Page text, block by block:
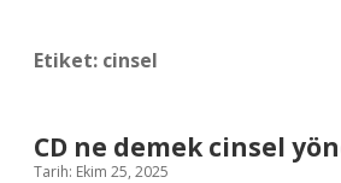
Etiket: cinsel
CD ne demek cinsel
Tarih: Ekim 25, 2025